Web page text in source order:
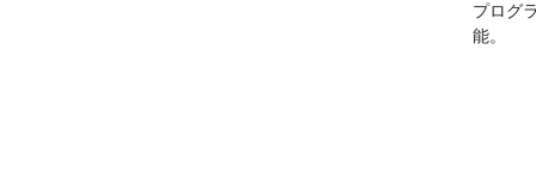
プログ
能。